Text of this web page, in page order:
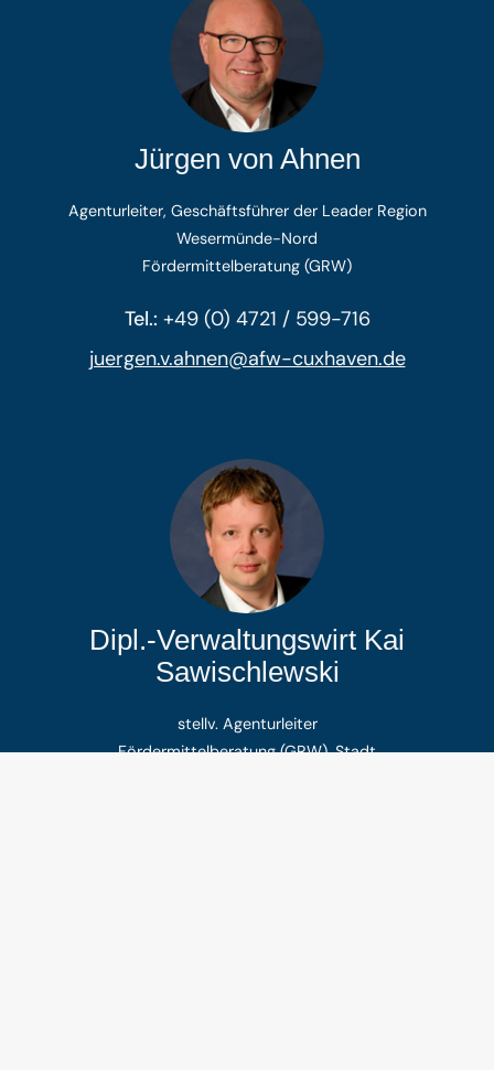
Jürgen von Ahnen
Agenturleiter, Geschäftsführer der Leader Region
Wesermünde-Nord
Fördermittelberatung (GRW)
Tel.: +49 (0) 4721 / 599-716
juergen.v.ahnen@afw-cuxhaven.de
Dipl.-Verwaltungswirt Kai
Sawischlewski
stellv. Agenturleiter
Fördermittelberatung (GRW), Stadt